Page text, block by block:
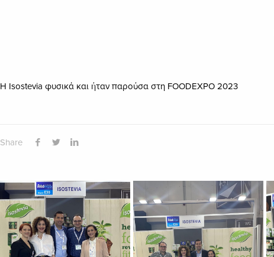
Η Isostevia φυσικά και ήταν παρούσα στη FOODEXPO 2023
Share